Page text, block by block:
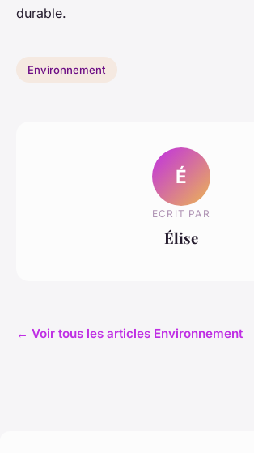
durable.
Environnement
É
ECRIT PAR
Élise
← Voir tous les articles Environnement